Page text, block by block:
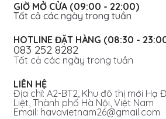
GIỜ MỞ CỬA (09:00 - 22:00)
Tất cả các ngày trong tuần
HOTLINE ĐẶT HÀNG (08:30 -
083 252 8282
Tất cả các ngày trong tuần
LIÊN HỆ
Địa chỉ: A2-BT2, Khu đô thị mới Hạ
Liệt, Thành phố Hà Nội, Việt Nam
Email: havavietnam26@gmail.com